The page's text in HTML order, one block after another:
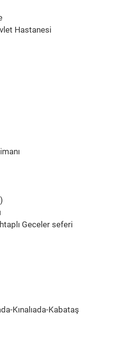
Hastanesi
Geceler seferi
Kınalıada-Kabataş